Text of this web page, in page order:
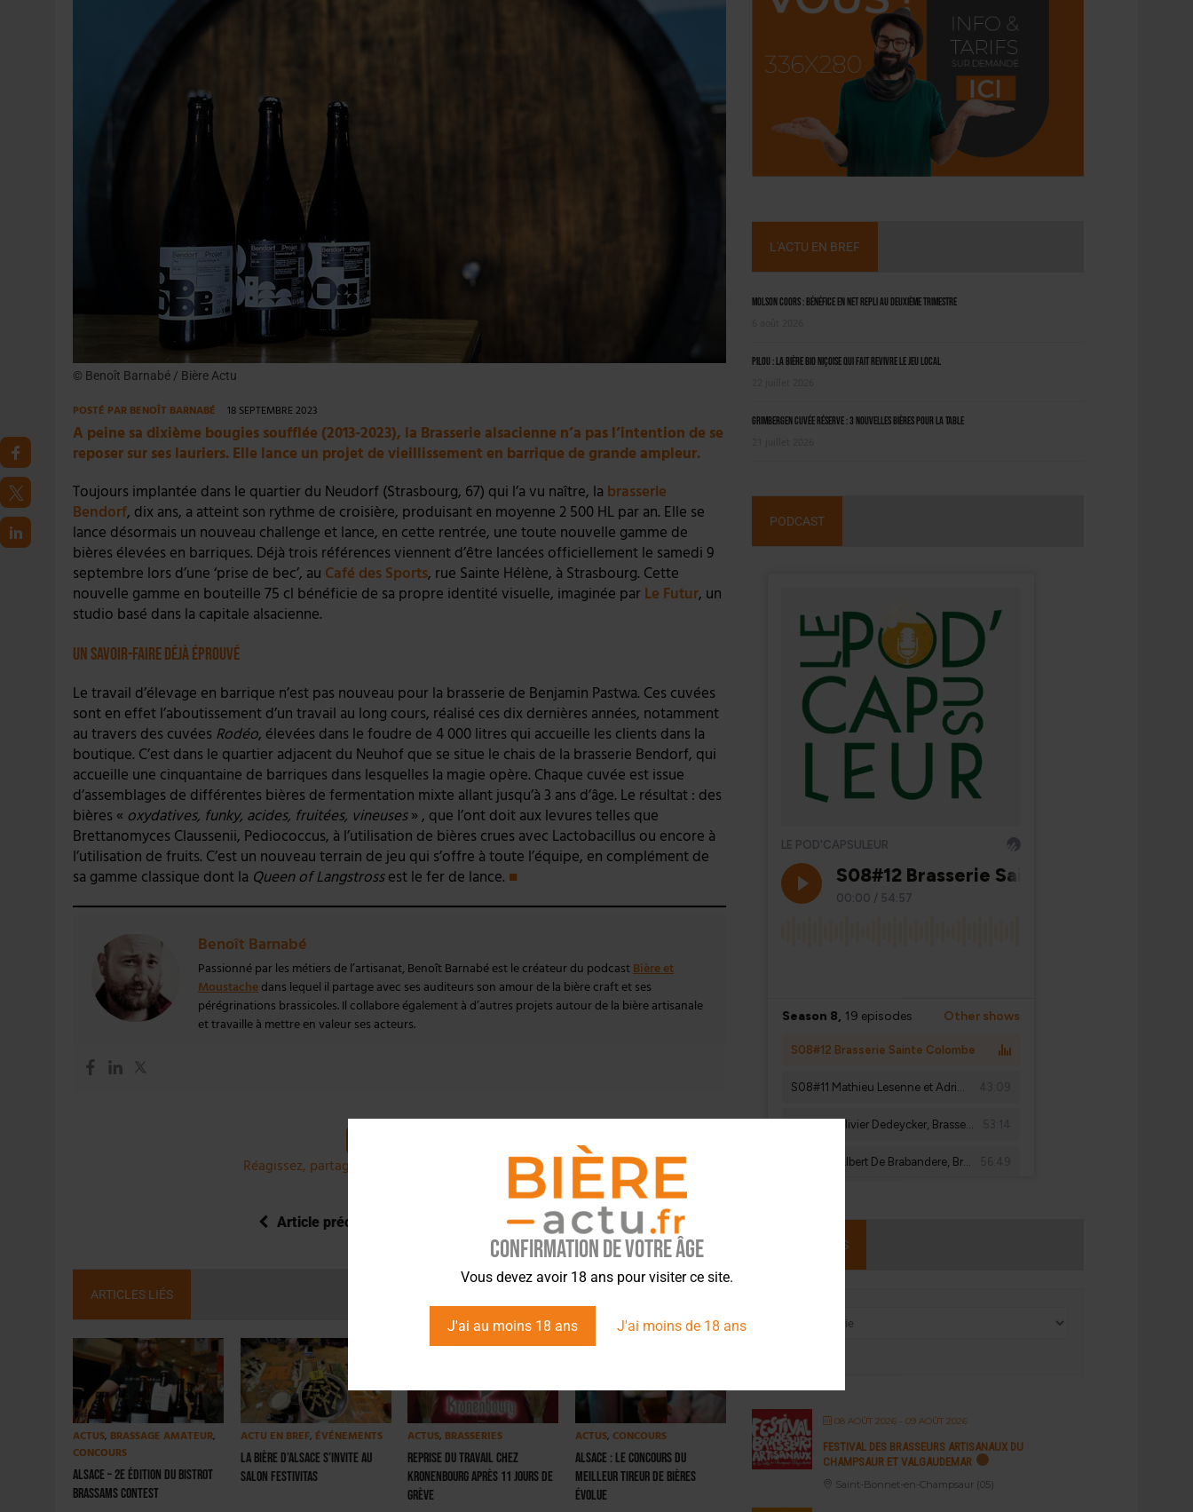
Confirmation de votre âge
Vous devez avoir 18 ans pour visiter ce site.
J'ai au moins 18 ans J'ai moins de 18 ans
|
© Benoît Barnabé / Bière Actu
POSTÉ PAR BENOÎT BARNABÉ 18 SEPTEMBRE 2023
A peine sa dixième bougies soufflée (2013-2023), la Brasserie alsacienne n’a pas l’intention de se
reposer sur ses lauriers. Elle lance un projet de vieillissement en barrique de grande ampleur.
Toujours implantée dans le quartier du Neudorf (Strasbourg, 67) qui l’a vu naître, la brasserie
Bendorf, dix ans, a atteint son rythme de croisière, produisant en moyenne 2 500 HL par an. Elle se
lance désormais un nouveau challenge et lance, en cette rentrée, une toute nouvelle gamme de
bières élevées en barriques. Déjà trois références viennent d’être lancées officiellement le samedi 9
septembre lors d’une ‘prise de bec’, au Café des Sports, rue Sainte Hélène, à Strasbourg. Cette
nouvelle gamme en bouteille 75 cl bénéficie de sa propre identité visuelle, imaginée par Le Futur, un
studio basé dans la capitale alsacienne.
Un savoir-faire déjà éprouvé
Le travail d’élevage en barrique n’est pas nouveau pour la brasserie de Benjamin Pastwa. Ces cuvées
sont en effet l’aboutissement d’un travail au long cours, réalisé ces dix dernières années, notamment
au travers des cuvées Rodéo, élevées dans le foudre de 4 000 litres qui accueille les clients dans la
boutique. C’est dans le quartier adjacent du Neuhof que se situe le chais de la brasserie Bendorf, qui
accueille une cinquantaine de barriques dans lesquelles la magie opère. Chaque cuvée est issue
d’assemblages de différentes bières de fermentation mixte allant jusqu’à 3 ans d’âge. Le résultat : des
bières « oxydatives, funky, acides, fruitées, vineuses» , que l’ont doit aux levures telles que
Brettanomyces Claussenii, Pediococcus, à l’utilisation de bières crues avec Lactobacillus ou encore à
l’utilisation de fruits. C’est un nouveau terrain de jeu qui s’offre à toute l’équipe, en complément de
sa gamme classique dont la Queen of Langstrossest le fer de lance. ■
Benoît Barnabé
Passionné par les métiers de l’artisanat, Benoît Barnabé est le créateur du podcastBière et
Moustache dans lequel il partage avec ses auditeurs son amour de la bière craft et ses
pérégrinations brassicoles. Il collabore également à d’autres projets autour de la bière artisanale
et travaille à mettre en valeur ses acteurs.
Réagissez, partagez et commentez l’info brassicole.
Article précédent Article suivant
ARTICLES LIÉS
ACTUS, BRASSAGE AMATEUR,
CONCOURS
Alsace – 2e édition du Bistrot
Brassams Contest
ACTU EN BREF, ÉVÉNEMENTS
La bière d’Alsace s’invite au
salon Festivitas
ACTUS, BRASSERIES
Reprise du travail chez
Kronenbourg après 11 jours de
grève
ACTUS, CONCOURS
Alsace : Le concours du
Meilleur tireur de bières
évolue
L'ACTU EN BREF
Molson Coors : bénéfice en net repli au deuxième trimestre
Pilou : la bière bio niçoise qui fait revivre le jeu local
Grimbergen Cuvée Réserve : 3 nouvelles bières pour la table
PODCAST
ÉVÉNEMENTS
08 AOÛT 2026 - 09 AOÛT 2026
FESTIVAL DES BRASSEURS ARTISANAUX DU
CHAMPSAUR ET VALGAUDEMAR
Saint-Bonnet-en-Champsaur (05)